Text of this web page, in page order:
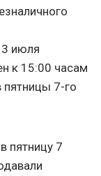
3 июля
к 15:00 часам
пятницы 7-го
пятницу 7